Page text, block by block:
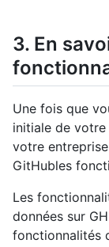
3. En
Une fois que
initiale de
votre
GitHubles
Les
données sur
fonctionnalités